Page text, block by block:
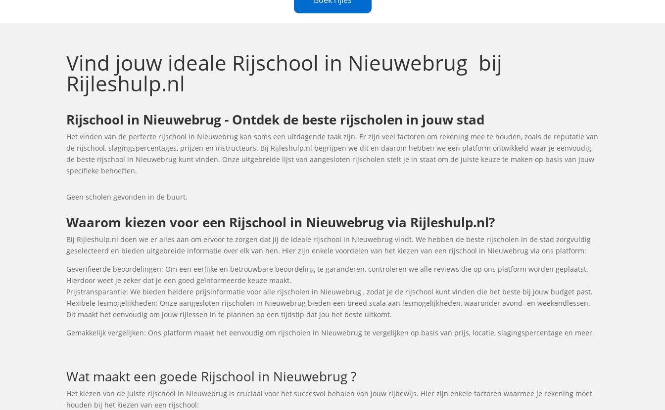
Vind jouw ideale Rijschool in Nieuwebrug bij
Rijleshulp.nl
Rijschool in Nieuwebrug - Ontdek de beste rijscholen in jouw stad
Het vinden van de perfecte rijschool in Nieuwebrug kan soms een uitdagende taak zijn. Er zijn veel factoren om rekening mee te houden, zoals de reputatie van
de rijschool, slagingspercentages, prijzen en instructeurs. Bij Rijleshulp.nl begrijpen we dit en daarom hebben we een platform ontwikkeld waar je eenvoudig
de beste rijschool in Nieuwebrug kunt vinden. Onze uitgebreide lijst van aangesloten rijscholen stelt je in staat om de juiste keuze te maken op basis van jouw
specifieke behoeften.
Geen scholen gevonden in de buurt.
Waarom kiezen voor een Rijschool in Nieuwebrug via Rijleshulp.nl?
Bij Rijleshulp.nl doen we er alles aan om ervoor te zorgen dat jij de ideale rijschool in Nieuwebrug vindt. We hebben de beste rijscholen in de stad zorgvuldig
geselecteerd en bieden uitgebreide informatie over elk van hen. Hier zijn enkele voordelen van het kiezen van een rijschool in Nieuwebrug via ons platform:
Geverifieerde beoordelingen: Om een eerlijke en betrouwbare beoordeling te garanderen, controleren we alle reviews die op ons platform worden geplaatst.
Hierdoor weet je zeker dat je een goed geïnformeerde keuze maakt.
Prijstransparantie: We bieden heldere prijsinformatie voor alle rijscholen in Nieuwebrug , zodat je de rijschool kunt vinden die het beste bij jouw budget past.
Flexibele lesmogelijkheden: Onze aangesloten rijscholen in Nieuwebrug bieden een breed scala aan lesmogelijkheden, waaronder avond- en weekendlessen.
Dit maakt het eenvoudig om jouw rijlessen in te plannen op een tijdstip dat jou het beste uitkomt.
Gemakkelijk vergelijken: Ons platform maakt het eenvoudig om rijscholen in Nieuwebrug te vergelijken op basis van prijs, locatie, slagingspercentage en meer.
Wat maakt een goede Rijschool in Nieuwebrug ?
Het kiezen van de juiste rijschool in Nieuwebrug is cruciaal voor het succesvol behalen van jouw rijbewijs. Hier zijn enkele factoren waarmee je rekening moet
houden bij het kiezen van een rijschool: